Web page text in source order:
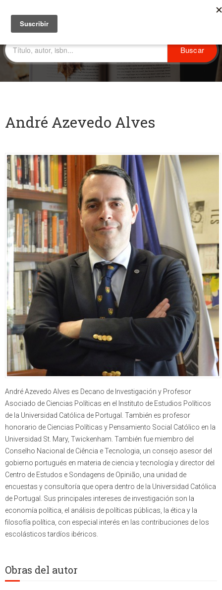
André Azevedo Alves
André Azevedo Alves es Decano de Investigación y Profesor
Asociado de Ciencias Políticas en el Instituto de Estudios Políticos
de la Universidad Católica de Portugal. También es profesor
honorario de Ciencias Políticas y Pensamiento Social Católico en la
Universidad St. Mary, Twickenham. También fue miembro del
Conselho Nacional de Ciência e Tecnologia, un consejo asesor del
gobierno portugués en materia de ciencia y tecnología y director del
Centro de Estudos e Sondagens de Opinião, una unidad de
encuestas y consultoría que opera dentro de la Universidad Católica
de Portugal. Sus principales intereses de investigación son la
economía política, el análisis de políticas públicas, la ética y la
filosofía política, con especial interés en las contribuciones de los
escolásticos tardíos ibéricos.
Obras del autor